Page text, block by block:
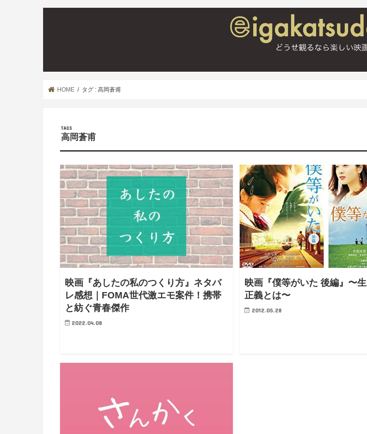
HOME タグ : 高岡蒼甫
高岡蒼甫
映画『あしたの私のつくり方』ネタバ
レ感想｜FOMA世代激エモ案件！携帯
と紡ぐ青春傑作
2022.04.08
映画『僕等がいた 後編』〜
正義とは〜
2012.05.28